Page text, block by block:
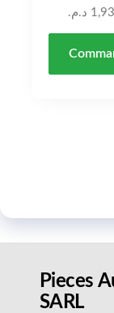
د.م.
Pieces
SARL